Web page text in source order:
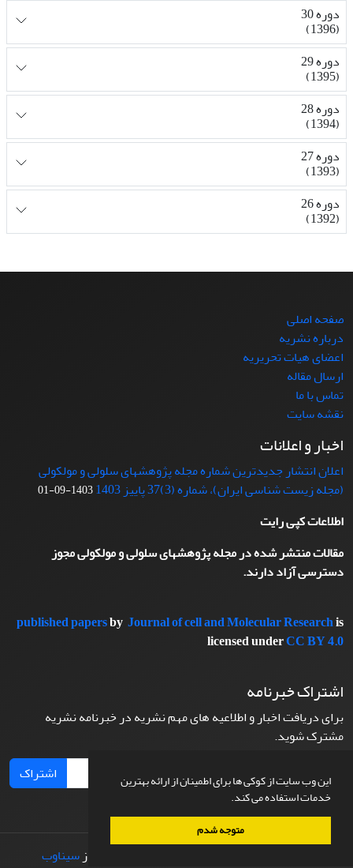
این وب سایت از کوکی ها برای اطمینان از ارائه بهترین
خدمات استفاده می کند.
متوجه شدم
دوره 30
(1396)
دوره 29
(1395)
دوره 28
(1394)
دوره 27
(1393)
دوره 26
(1392)
صفحه اصلی
درباره نشریه
اعضای هیات تحریریه
ارسال مقاله
تماس با ما
نقشه سایت
اخبار و اعلانات
اعلان انتشار جدیدترین شماره مجله پژوهشهای سلولی و مولکولی
(مجله زیست شناسی ایران)، شماره (3)37 پاییز 1403
1403-09-01
اطلاعات کپی رایت
مقالات منتشر شده در مجله پژوهشهای سلولی و مولکولی مجوز
دسترسی آزاد دارند.
published papersby Journal of cell and Molecular Researchis
licensed underCC BY 4.0
اشتراک خبرنامه
برای دریافت اخبار و اطلاعیه های مهم نشریه در خبرنامه نشریه
مشترک شوید.
اشتراک
طراحی و پیاده سازی ازسیناوب